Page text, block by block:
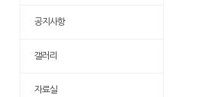
공지사항
갤러리
자료실